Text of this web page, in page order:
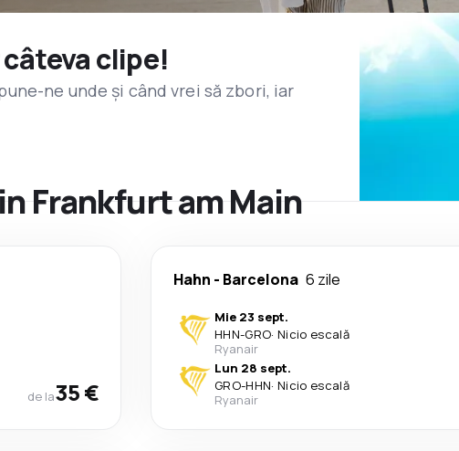
clipe!
ne unde și când vrei să zbori, iar
Frankfurt am Main
de la35 €
Hahn - Barcelona 6 zile
Mie 23 sept.
HHN-GRO· Nicio escală
Ryanair
Lun 28 sept.
GRO-HHN· Nicio escală
Ryanair